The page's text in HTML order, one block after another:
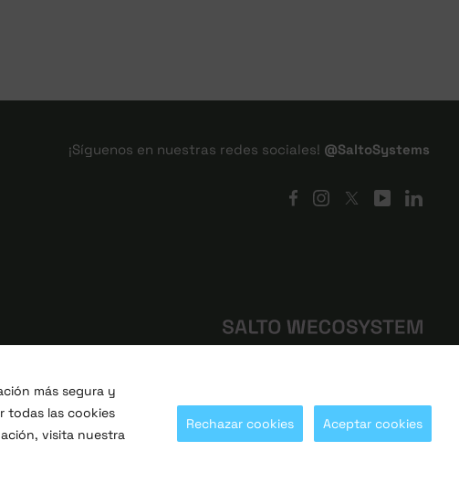
¡Síguenos en nuestras redes sociales! @SaltoSystems
más segura y
todas las cookies
visita nuestra
Rechazar cookies Aceptar cookies